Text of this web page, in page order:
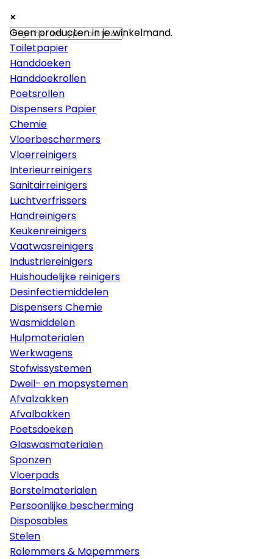
×
Papier
Toiletpapier
Handdoeken
Handdoekrollen
Poetsrollen
Dispensers Papier
Chemie
Vloerbeschermers
Vloerreinigers
Interieurreinigers
Sanitairreinigers
Luchtverfrissers
Handreinigers
Keukenreinigers
Vaatwasreinigers
Industriereinigers
Huishoudelijke reinigers
Desinfectiemiddelen
Dispensers Chemie
Wasmiddelen
Hulpmaterialen
Werkwagens
Stofwissystemen
Dweil- en mopsystemen
Afvalzakken
Afvalbakken
Poetsdoeken
Glaswasmaterialen
Sponzen
Vloerpads
Borstelmaterialen
Persoonlijke bescherming
Disposables
Stelen
Rolemmers & Mopemmers
×
×
Geen producten in je winkelmand.